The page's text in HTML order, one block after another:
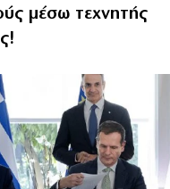
μέσω τεχνητής